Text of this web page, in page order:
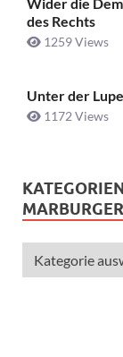
des Rechts
1259 Views
Unter der
1172 Views